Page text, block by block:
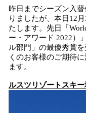
昨日までシーズン入
りましたが、本日12
たします。先日「
ー・アワード 2022）
ル部門」の最優秀賞
くのお客様のご期待
ます。
ルスツリゾートスキ